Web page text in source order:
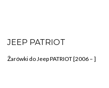
JEEP PATRIOT
Żarówki do Jeep PATRIOT [2006 – ]